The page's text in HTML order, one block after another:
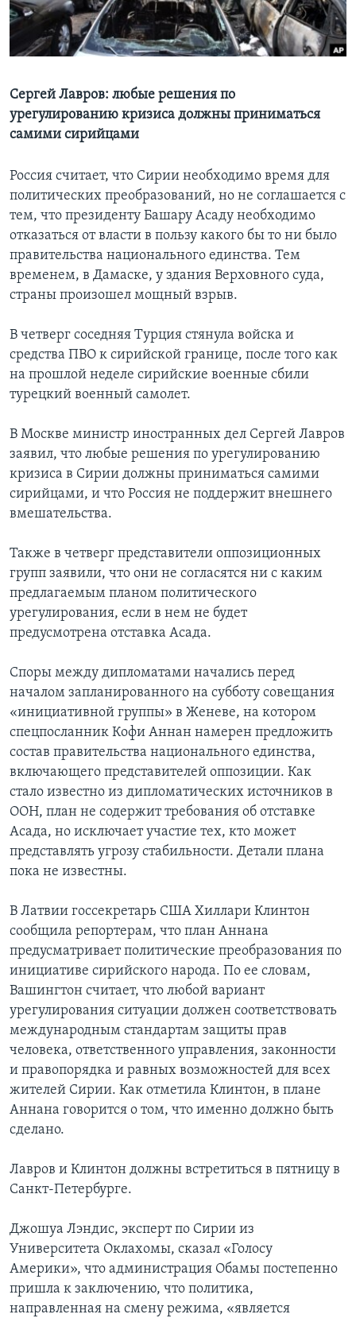
Learning English
Сергей Лавров: любые решения по
урегулированию кризиса должны приниматься
самими сирийцами
Россия считает, что Сирии необходимо время для
политических преобразований, но не соглашается с
тем, что президенту Башару Асаду необходимо
отказаться от власти в пользу какого бы то ни было
правительства национального единства. Тем
временем, в Дамаске, у здания Верховного суда,
страны произошел мощный взрыв.
В четверг соседняя Турция стянула войска и
средства ПВО к сирийской границе, после того как
на прошлой неделе сирийские военные сбили
турецкий военный самолет.
В Москве министр иностранных дел Сергей Лавров
заявил, что любые решения по урегулированию
кризиса в Сирии должны приниматься самими
сирийцами, и что Россия не поддержит внешнего
вмешательства.
Также в четверг представители оппозиционных
групп заявили, что они не согласятся ни с каким
предлагаемым планом политического
урегулирования, если в нем не будет
предусмотрена отставка Асада.
Споры между дипломатами начались перед
началом запланированного на субботу совещания
«инициативной группы» в Женеве, на котором
спецпосланник Кофи Аннан намерен предложить
состав правительства национального единства,
включающего представителей оппозиции. Как
стало известно из дипломатических источников в
ООН, план не содержит требования об отставке
Асада, но исключает участие тех, кто может
представлять угрозу стабильности. Детали плана
пока не известны.
В Латвии госсекретарь США Хиллари Клинтон
сообщила репортерам, что план Аннана
предусматривает политические преобразования по
инициативе сирийского народа. По ее словам,
Вашингтон считает, что любой вариант
урегулирования ситуации должен соответствовать
международным стандартам защиты прав
человека, ответственного управления, законности
и правопорядка и равных возможностей для всех
жителей Сирии. Как отметила Клинтон, в плане
Аннана говорится о том, что именно должно быть
сделано.
Лавров и Клинтон должны встретиться в пятницу в
Санкт-Петербурге.
Джошуа Лэндис, эксперт по Сирии из
Университета Оклахомы, сказал «Голосу
Америки», что администрация Обамы постепенно
пришла к заключению, что политика,
направленная на смену режима, «является